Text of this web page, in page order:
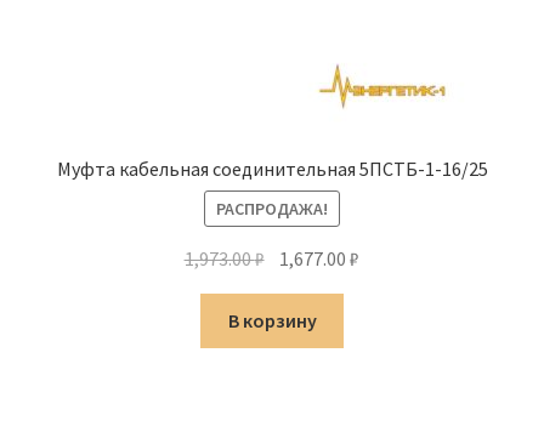
Муфта кабельная соединительная 5ПСТБ-1-16/25
РАСПРОДАЖА!
1,973.00₽ Первоначальная
цена
составляла
1,973.00 ₽.
1,677.00₽
В корзину